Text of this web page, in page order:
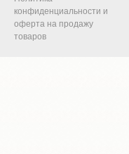
конфиденциальности и
оферта на продажу
товаров